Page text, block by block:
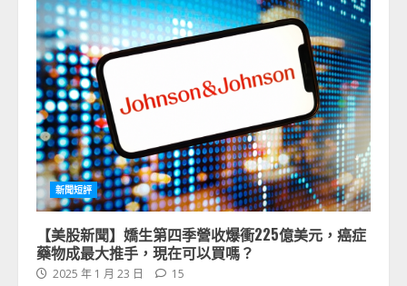
新聞短評
【美股新聞】嬌生第四季營收爆衝225億美元，癌症
藥物成最大推手，現在可以買嗎？
2025 年 1 月 23 日 15